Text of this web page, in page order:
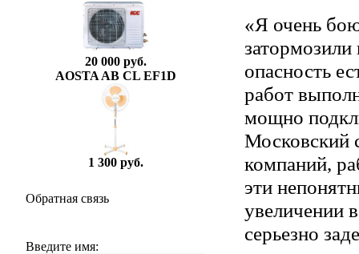
20 000 руб.
AOSTA AB CL EF1D
1 300 руб.
Обратная связь
Введите имя:
«Я очень
опасность
работ
мощно
Московский
компаний,
эти
увеличении
серьезно